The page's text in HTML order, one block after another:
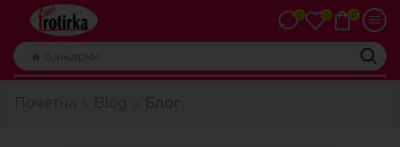
🔥 Бањарки
0 0 0